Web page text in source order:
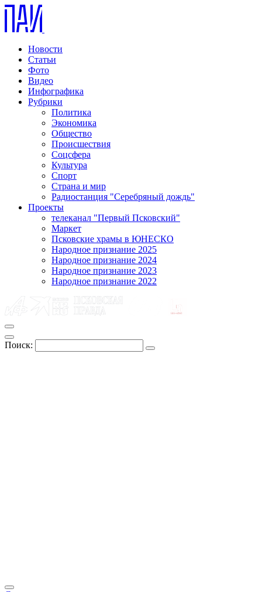
Новости
Статьи
Фото
Видео
Инфографика
Рубрики
Политика
Экономика
Общество
Происшествия
Соцсфера
Культура
Спорт
Страна и мир
Радиостанция "Серебряный дождь"
Проекты
телеканал "Первый Псковский"
Маркет
Псковские храмы в ЮНЕСКО
Народное признание 2025
Народное признание 2024
Народное признание 2023
Народное признание 2022
Поиск: